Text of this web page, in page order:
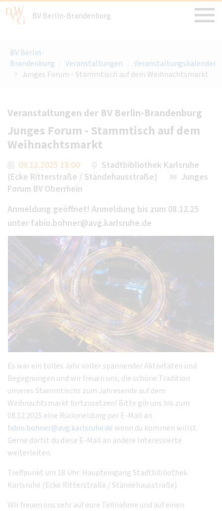
BV Berlin-Brandenburg
BV Berlin-
Brandenburg
Veranstaltungen
Veranstaltungskalender
Junges Forum - Stammtisch auf dem Weihnachtsmarkt
Veranstaltungen der BV Berlin-Brandenburg
Junges Forum - Stammtisch auf dem
Weihnachtsmarkt
09.12.2025 18:00
Stadtbibliothek Karlsruhe
(Ecke Ritterstraße / Ständehausstraße)
Junges
Forum BV Oberrhein
Anmeldung geöffnet! Anmeldung bis zum 08.12.25
unter fabio.bohner@avg.karlsruhe.de
Es war ein tolles Jahr voller spannender Aktivitäten und
Begegnungen und wir freuen uns, die schöne Tradition
unseres Stammtischs zum Jahresende auf dem
Weihnachtsmarkt fortzusetzen! Bitte gib uns bis zum
08.12.2025 eine Rückmeldung per E-Mail an
fabio.bohner@avg.karlsruhe.de wenn du kommen willst.
Gerne darfst du diese E-Mail an andere Interessierte
weiterleiten.
Treffpunkt um 18 Uhr: Haupteingang Stadtbibliothek
Karlsruhe (Ecke Ritterstraße / Ständehausstraße)
Wir freuen uns sehr auf eure Teilnahme und auf einen